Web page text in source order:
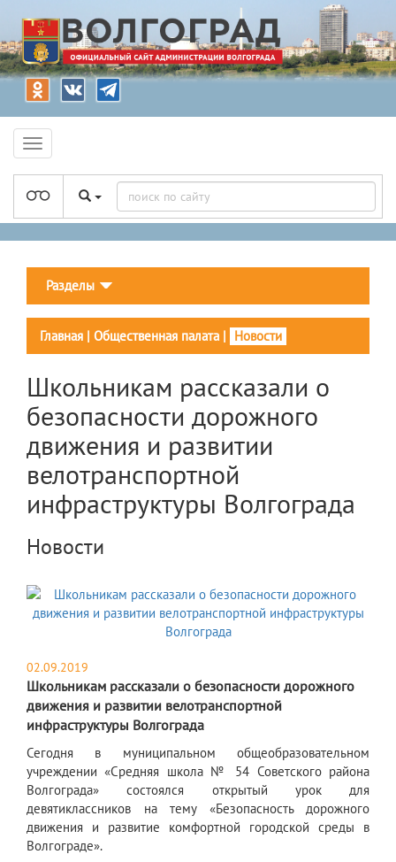
Разделы
Главная | Общественная палата | Новости
Школьникам рассказали о
безопасности дорожного
движения и развитии
велотранспортной
инфраструктуры Волгограда
Новости
02.09.2019
Школьникам рассказали о безопасности дорожного
движения и развитии велотранспортной
инфраструктуры Волгограда
​Сегодня в муниципальном общеобразовательном
учреждении «Средняя школа № 54 Советского района
Волгограда» состоялся открытый урок для
девятиклассников на тему «Безопасность дорожного
движения и развитие комфортной городской среды в
Волгограде».